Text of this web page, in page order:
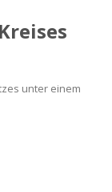
unter einem